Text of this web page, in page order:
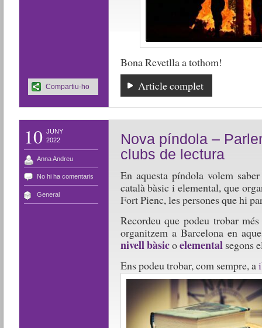
Bona Revetlla a tothom!
Article complet
Compartiu-ho
10 JUNY
2022
Anna Andreu
No hi ha comentaris
General
Nova píndola –
clubs de lectura
En aquesta píndola volem
català bàsic i elemental, que
Fort Pienc, les persones que hi
Recordeu que podeu trobar
organitzem a Barcelona en
nivell bàsicoelemental segons
Ens podeu trobar, com sempre, a